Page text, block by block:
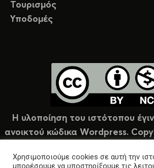
Τουρισμός
Υποδομές
Η υλοποίηση του ιστότοπου
ανοικτού κώδικα Wordpress.
Χρησιμοποιούμε cookies σε αυτή την
μπορέσουμε να υποστηρίξουμε τις